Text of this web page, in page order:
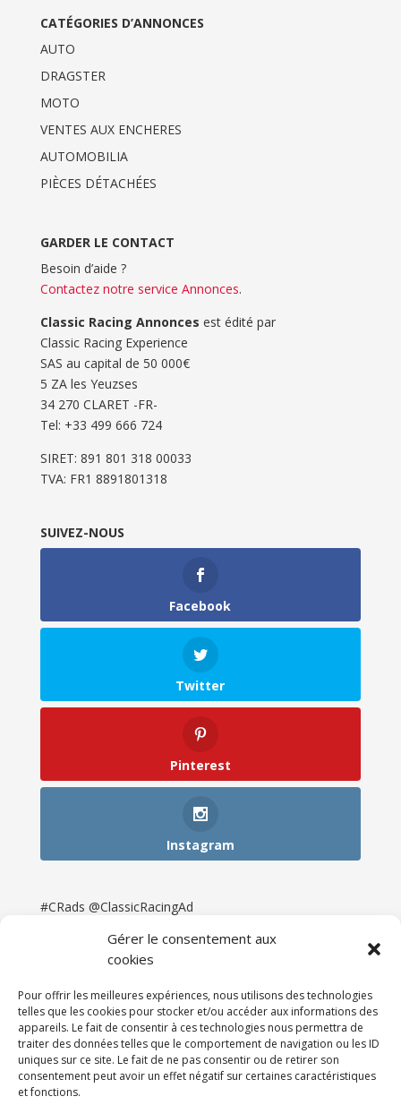
Gérer le consentement aux
cookies
Pour offrir les meilleures expériences, nous utilisons des technologies
telles que les cookies pour stocker et/ou accéder aux informations des
appareils. Le fait de consentir à ces technologies nous permettra de
traiter des données telles que le comportement de navigation ou les ID
uniques sur ce site. Le fait de ne pas consentir ou de retirer son
consentement peut avoir un effet négatif sur certaines caractéristiques
et fonctions.
CATÉGORIES D’ANNONCES
AUTO
DRAGSTER
MOTO
VENTES AUX ENCHERES
AUTOMOBILIA
PIÈCES DÉTACHÉES
GARDER LE CONTACT
Besoin d’aide ?
Contactez notre service Annonces.
Classic Racing Annonces est édité par
Classic Racing Experience
SAS au capital de 50 000€
5 ZA les Yeuzses
34 270 CLARET -FR-
Tel: ‭+33 499 666 724‬
SIRET: 891 801 318 00033
TVA: FR1 8891801318
SUIVEZ-NOUS
Facebook
Twitter
Pinterest
Instagram
#CRads @ClassicRacingAd